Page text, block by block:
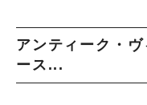
アンティーク・
ース...